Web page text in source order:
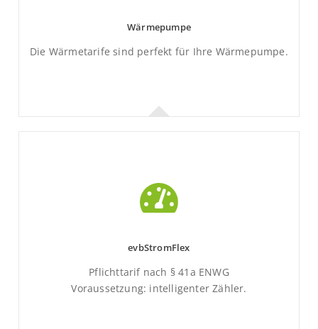
Mehr Informationen
Wärmepumpe
Die Wärmetarife sind perfekt für Ihre Wärmepumpe.
Wärmetarife
Unsere Tarife für Ihre Energie
Zu den Tarifen
evbStromFlex
Pflichttarif nach § 41a ENWG
Voraussetzung: intelligenter Zähler.